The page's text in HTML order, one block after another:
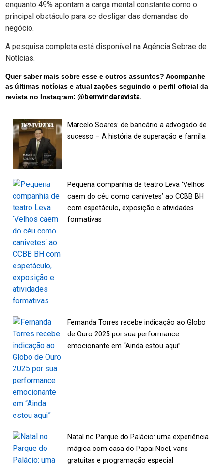
enquanto 49% apontam a carga mental constante como o
principal obstáculo para se desligar das demandas do
negócio.
A pesquisa completa está disponível na Agência Sebrae de
Notícias.
Quer saber mais sobre esse e outros assuntos? Acompanhe
as últimas notícias e atualizações seguindo o perfil oficial da
revista no Instagram: @bemvindarevista.
Marcelo Soares: de bancário a advogado de
sucesso – A história de superação e família
Pequena companhia de teatro Leva ‘Velhos
caem do céu como canivetes’ ao CCBB BH
com espetáculo, exposição e atividades
formativas
Fernanda Torres recebe indicação ao Globo
de Ouro 2025 por sua performance
emocionante em “Ainda estou aqui”
Natal no Parque do Palácio: uma experiência
mágica com casa do Papai Noel, vans
gratuitas e programação especial